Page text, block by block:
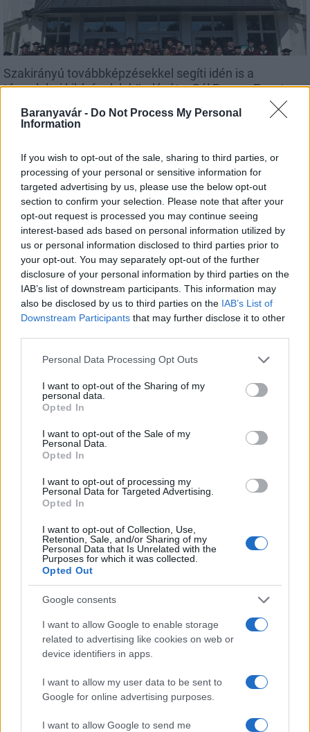
Baranyavár - Do Not Process My Personal
Information
If you wish to opt-out of the sale, sharing to third parties, or
processing of your personal or sensitive information for
targeted advertising by us, please use the below opt-out
section to confirm your selection. Please note that after your
opt-out request is processed you may continue seeing
interest-based ads based on personal information utilized by
us or personal information disclosed to third parties prior to
your opt-out. You may separately opt-out of the further
disclosure of your personal information by third parties on the
IAB’s list of downstream participants. This information may
also be disclosed by us to third parties on the IAB’s List of
Downstream Participants that may further disclose it to other
Please note that this website/app uses one or more Google
not limited to your visit or usage behaviour. You may click to
grant or deny consent to Google and its third-party tags to
use your data for below specified purposes in below Google
consent section.
Personal Data Processing Opt Outs
I want to opt-out of the Sharing of my
personal data.
Opted In
I want to opt-out of the Sale of my
Personal Data.
Opted In
I want to opt-out of processing my
Personal Data for Targeted Advertising.
Opted In
I want to opt-out of Collection, Use,
Retention, Sale, and/or Sharing of my
Personal Data that Is Unrelated with the
Purposes for which it was collected.
Opted Out
Google consents
I want to allow Google to enable storage
related to advertising like cookies on web or
device identifiers in apps.
I want to allow my user data to be sent to
Google for online advertising purposes.
I want to allow Google to send me
Szakirányú továbbképzésekkel segíti idén is a
társadalmi kihívások leküzdését a Gál Ferenc Egyetem
Országos hírek
A lakosságra is fontos szerep hárul a szúnyoginvázió
elkerülésében
Országos hírek
Itt az ÉVOSZ megoldása a hőhullámok és az
energiakrízis kezelésére
Miért éri meg Afrikában utat építeni?
Minden, amit a GED Afrika projektről
tudni kell
Kultúra